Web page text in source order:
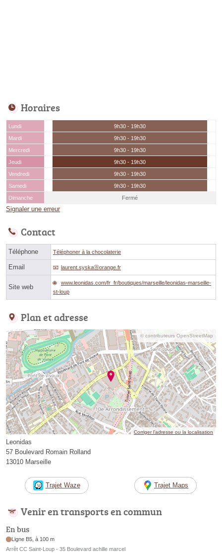
Horaires
Lundi
9h30 - 19h30
Mardi
9h30 - 19h30
Mercredi
9h30 - 19h30
Jeudi
9h30 - 19h30
Vendredi
9h30 - 19h30
Samedi
9h30 - 19h30
Dimanche
Fermé
Signaler une erreur
Contact
Téléphone Téléphoner à la chocolaterie
Email laurent.syskaⓐorange.fr
Site web
www.leonidas.com/fr_fr/boutiques/marseille/leonidas-marseille-
st-loup
Plan et adresse
© contributeurs OpenStreetMap
Corriger l’adresse ou la localisation
Leonidas
57 Boulevard Romain Rolland
13010 Marseille
Trajet Waze Trajet Maps
Venir en transports en commun
En bus
Ligne B5, à 100 m
Arrêt CC Saint-Loup - 35 Boulevard achille marcel